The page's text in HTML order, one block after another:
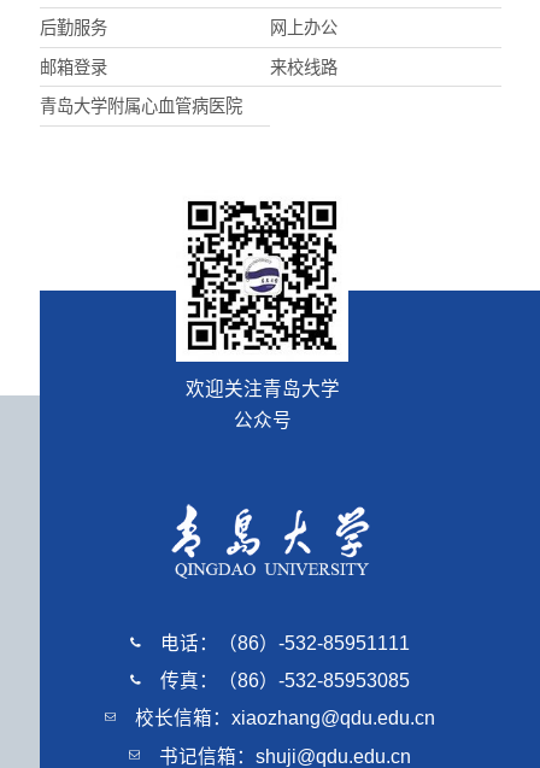
后勤服务 网上办公
邮箱登录 来校线路
青岛大学附属心血管病医院
欢迎关注青岛大学
公众号
电话：（86）-532-85951111
传真：（86）-532-85953085
校长信箱：xiaozhang@qdu.edu.cn
书记信箱：shuji@qdu.edu.cn